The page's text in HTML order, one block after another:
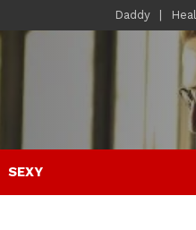
Daddy
SEXY